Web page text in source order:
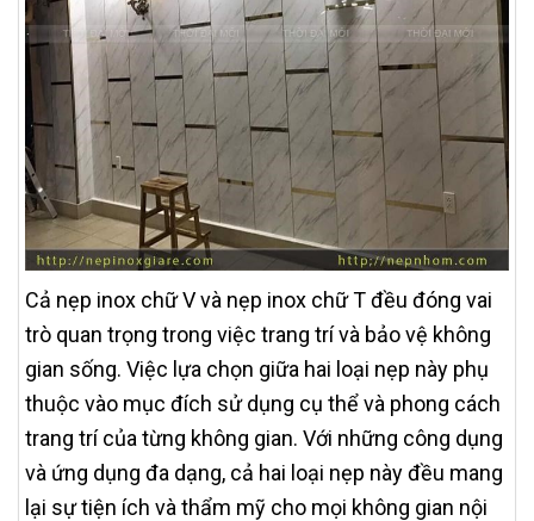
Cả nẹp inox chữ V và nẹp inox chữ T đều đóng vai
trò quan trọng trong việc trang trí và bảo vệ không
gian sống. Việc lựa chọn giữa hai loại nẹp này phụ
thuộc vào mục đích sử dụng cụ thể và phong cách
trang trí của từng không gian. Với những công dụng
và ứng dụng đa dạng, cả hai loại nẹp này đều mang
lại sự tiện ích và thẩm mỹ cho mọi không gian nội